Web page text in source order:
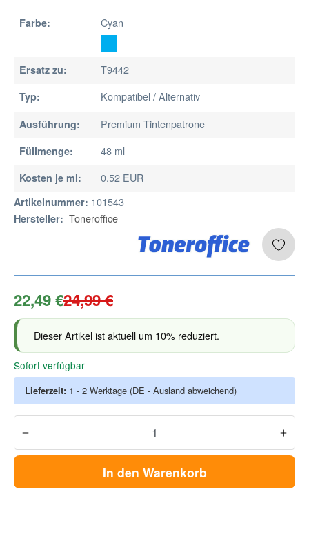
Farbe: Cyan
Ersatz zu: T9442
Typ: Kompatibel / Alternativ
Ausführung: Premium Tintenpatrone
Füllmenge: 48 ml
Kosten je ml: 0.52 EUR
Artikelnummer: 101543
Hersteller: Toneroffice
22,49 €24,99 €
Dieser Artikel ist aktuell um 10% reduziert.
Sofort verfügbar
Lieferzeit: 1 - 2 Werktage (DE - Ausland abweichend)
In den Warenkorb